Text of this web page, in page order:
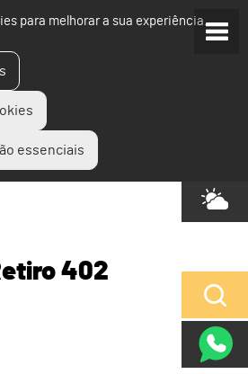
para melhorar a sua experiência.
essenciais
402